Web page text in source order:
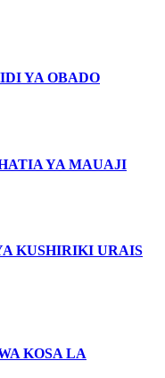
YA OBADO
YA MAUAJI
KUSHIRIKI URAIS
KOSA LA